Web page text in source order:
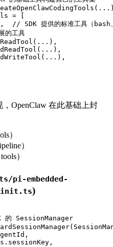
( ...
= [
// SDK 提供的标准工具（
的工具
(...),
(...),
(...),
，OpenClaw 在此基础上封
）
）
）
pi-embedded-
init.ts)
的 SessionManager
(
sessionKey ,